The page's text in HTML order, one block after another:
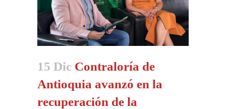
15 Dic Contraloría de
Antioquia avanzó en la
recuperación de la